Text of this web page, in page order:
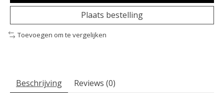
Plaats bestelling
Toevoegen om te vergelijken
Beschrijving Reviews (0)